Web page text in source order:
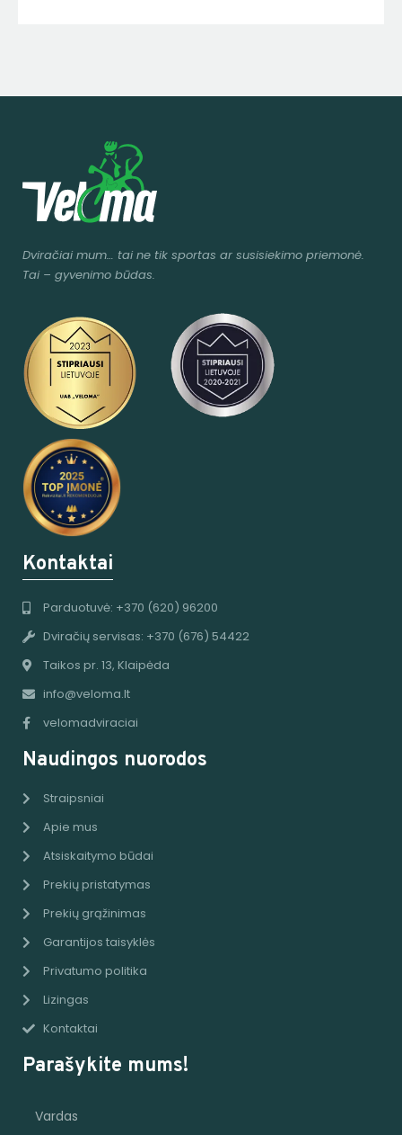
Dviračiai mum… tai ne tik sportas ar susisiekimo priemonė.
Tai – gyvenimo būdas.
Kontaktai
Parduotuvė: +370 (620) 96200
Dviračių servisas: +370 (676) 54422
Taikos pr. 13, Klaipėda
info@veloma.lt
velomadviraciai
Naudingos nuorodos
Straipsniai
Apie mus
Atsiskaitymo būdai
Prekių pristatymas
Prekių grąžinimas
Garantijos taisyklės
Privatumo politika
Lizingas
Kontaktai
Parašykite mums!